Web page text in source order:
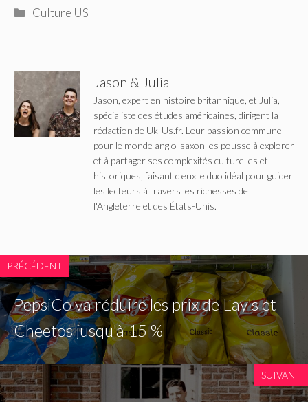
Catégories
Culture US
Jason & Julia
Jason, expert en histoire britannique, et Julia,
spécialiste des études américaines, dirigent la
rédaction de Uk-Us.fr. Leur passion commune
pour le monde anglo-saxon les pousse à explorer
et à partager ses complexités culturelles et
historiques, faisant d'eux le duo idéal pour guider
les lecteurs à travers les richesses de
l'Angleterre et des États-Unis.
PRÉCÉDENT
PepsiCo va réduire les prix de Lay's et
Cheetos jusqu'à 15 %
SUIVANT